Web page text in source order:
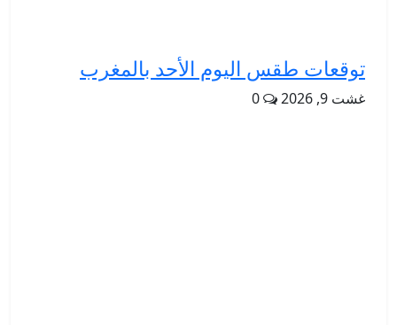
توقعات طقس اليوم الأحد بالمغرب
غشت 9, 2026 0